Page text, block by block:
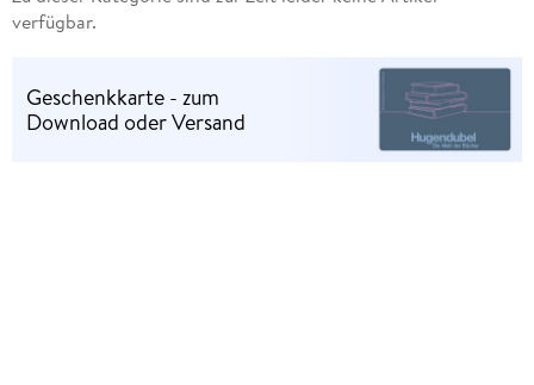
verfügbar.
Geschenkkarte - zum
Download oder Versand